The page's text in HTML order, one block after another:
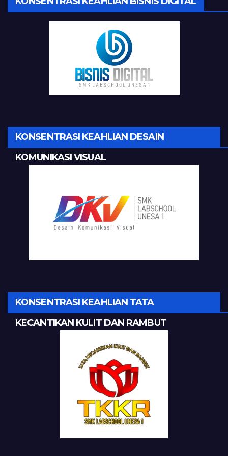
KONSENTRASI KEAHLIAN DESAIN
KOMUNIKASI VISUAL
KONSENTRASI KEAHLIAN TATA
KECANTIKAN KULIT DAN RAMBUT